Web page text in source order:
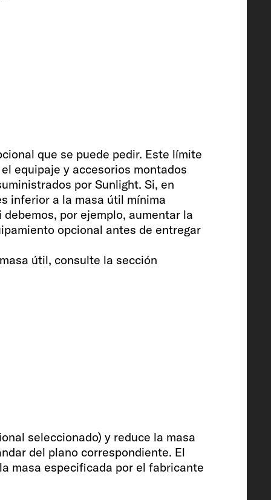
que se puede pedir. Este límite
equipaje y accesorios montados
por Sunlight. Si, en
inferior a la masa útil mínima
por ejemplo, aumentar la
opcional antes de entregar
útil, consulte la sección
seleccionado) y reduce la masa
del plano correspondiente. El
masa especificada por el fabricante
(opcional)